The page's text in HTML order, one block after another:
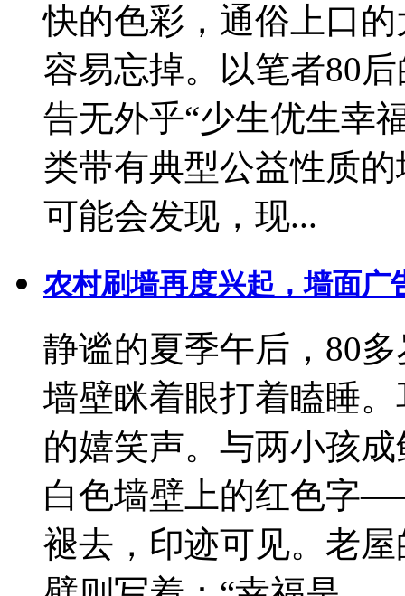
快的色彩，通俗上口
容易忘掉。以笔者80
告无外乎“少生优生幸
类带有典型公益性质
可能会发现，现...
农村刷墙再度兴起，墙面广
静谧的夏季午后，80
墙壁眯着眼打着瞌睡
的嬉笑声。与两小孩
白色墙壁上的红色字
褪去，印迹可见。老